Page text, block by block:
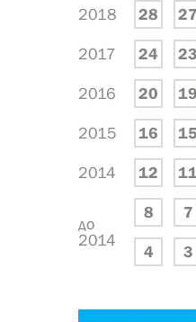
2018 28 27
2017 24 23
2016 20 19
2015 16 15
2014 12
до
2014
8 7
4 3